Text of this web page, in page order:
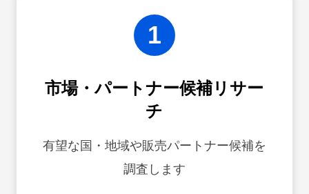
1
市場・パートナー候補リサー
チ
有望な国・地域や販売パートナー候補を
調査します